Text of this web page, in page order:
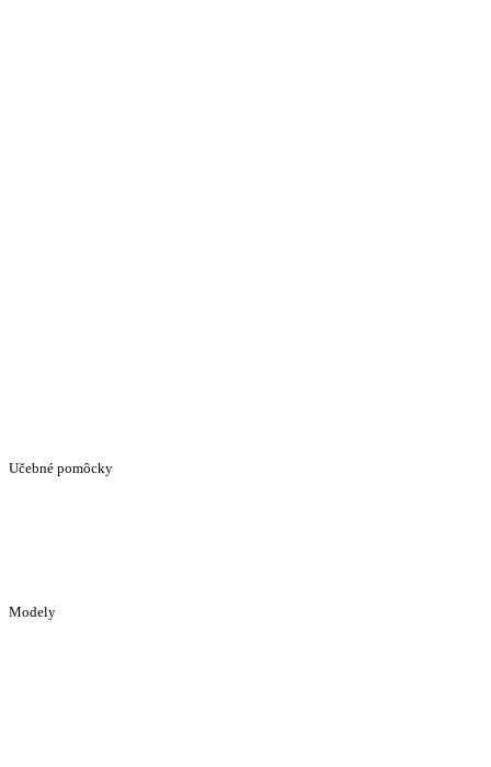
Učebné pomôcky
Modely